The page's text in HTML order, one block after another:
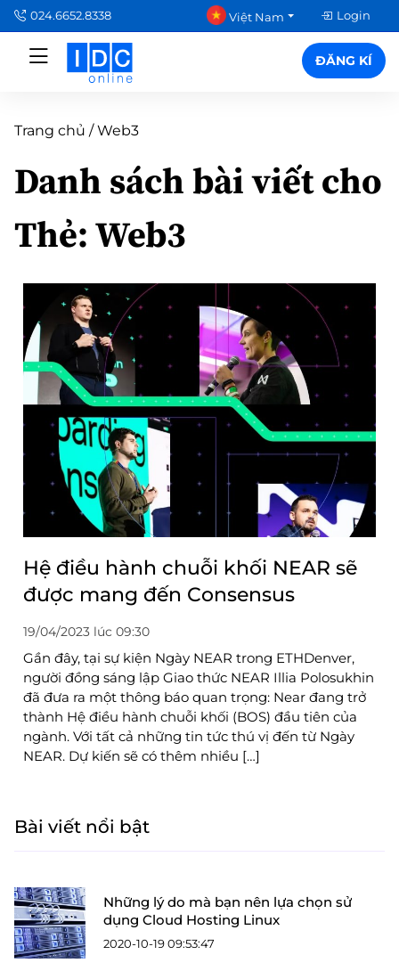
024.6652.8338 Việt Nam Login
ĐĂNG KÍ
Trang chủ /Web3
Danh sách bài viết cho
Thẻ:Web3
Hệ điều hành chuỗi khối NEAR sẽ
được mang đến Consensus
19/04/2023 lúc 09:30
Gần đây, tại sự kiện Ngày NEAR trong ETHDenver,
người đồng sáng lập Giao thức NEAR Illia Polosukhin
đã đưa ra một thông báo quan trọng: Near đang trở
thành Hệ điều hành chuỗi khối (BOS) đầu tiên của
ngành. Với tất cả những tin tức thú vị đến từ Ngày
NEAR. Dự kiến ​​sẽ có thêm nhiều […]
Bài viết nổi bật
Những lý do mà bạn nên lựa chọn sử
dụng Cloud Hosting Linux
2020-10-19 09:53:47